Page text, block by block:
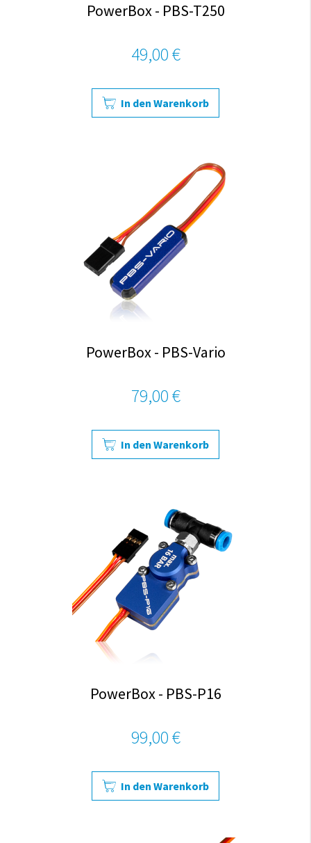
PowerBox - PBS-T250
49,00 €
In den Warenkorb
PowerBox - PBS-Vario
79,00 €
In den Warenkorb
PowerBox - PBS-P16
99,00 €
In den Warenkorb